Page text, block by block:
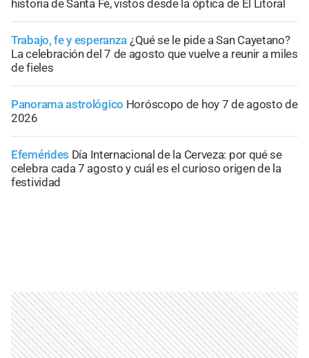
historia de Santa Fe, vistos desde la óptica de El Litoral
Trabajo, fe y esperanza ¿Qué se le pide a San Cayetano?
La celebración del 7 de agosto que vuelve a reunir a miles
de fieles
Panorama astrológico Horóscopo de hoy 7 de agosto de
2026
Efemérides Día Internacional de la Cerveza: por qué se
celebra cada 7 agosto y cuál es el curioso origen de la
festividad